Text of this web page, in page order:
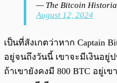
— The Bitcoin
August 12, 2024
เป็นที่สังเกตว่าหาก Captain
อยู่จนถึงวันนี้ เขาจะมีเงินอ
ถ้าเขายังคงมี 800 BTC อยู่เ